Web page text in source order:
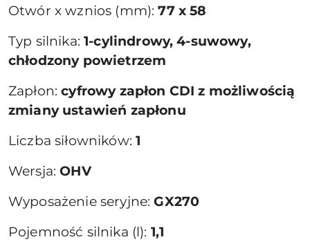
Otwór x wznios (mm):77 x 58
Typ silnika:1-cylindrowy, 4-suwowy,
chłodzony powietrzem
Zapłon:cyfrowy zapłon CDI z możliwością
zmiany ustawień zapłonu
Liczba siłowników:1
Wersja:OHV
Wyposażenie seryjne:GX270
Pojemność silnika (l): 1,1